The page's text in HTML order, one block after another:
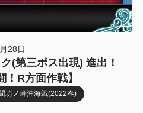
28日
(第三ボス出現) 進出！
R方面作戦】
坊ノ岬沖海戦(2022春)